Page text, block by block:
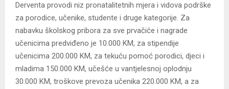
Derventa provodi niz pronatalitetnih mjera i vidova podrške
za porodice, učenike, studente i druge kategorije. Za
nabavku školskog pribora za sve prvačiće i nagrade
učenicima predviđeno je 10.000 KM, za stipendije
učenicima 200.000 KM, za tekuću pomoć porodici, djeci i
mladima 150.000 KM, učešće u vantjelesnoj oplodnju
30.000 KM, troškove prevoza učenika 220.000 KM, a za